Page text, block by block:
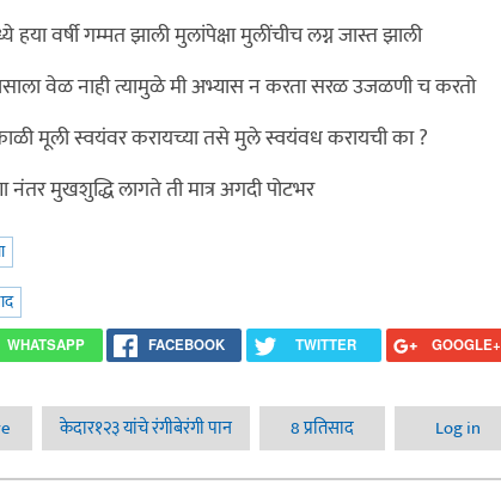
हया वर्षी गम्मत झाली मुलांपेक्षा मुलींचीच लग्न जास्त झाली
वेळ नाही त्यामुळे मी अभ्यास न करता सरळ उजळणी च करतो
काळी मूली स्वयंवर करायच्या तसे मुले स्वयंवध करायची का ?
मुखशुद्धि लागते ती मात्र अगदी पोटभर
WHATSAPP FACEBOOK TWITTER GOOGLE+
about काही मराठी वाक्ये
केदार१२३ यांचे रंगीबेरंगी पान 8 प्रतिसाद Log in